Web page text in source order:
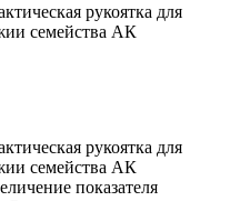
рукоятка для
семейства АК
рукоятка для
семейства АК
показателя